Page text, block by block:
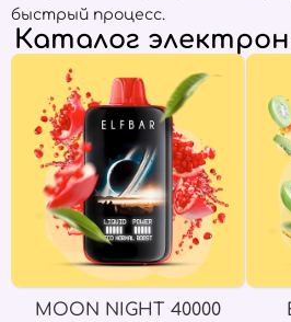
быстрый процесс.
Каталог
MOON NIGHT 40000